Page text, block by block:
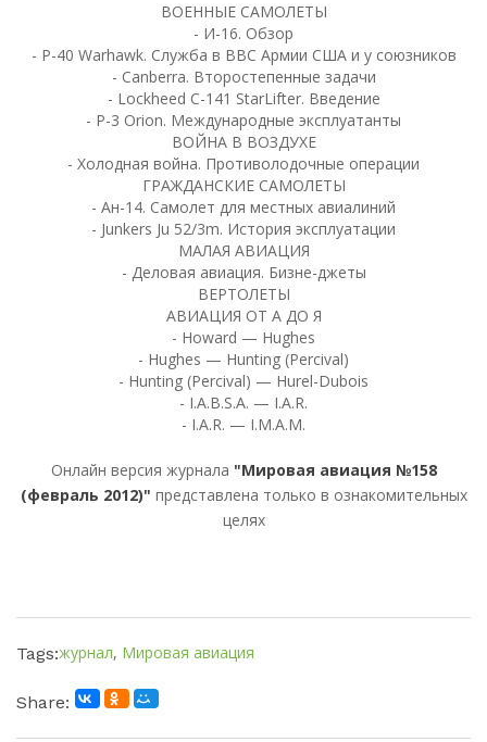
ВОЕННЫЕ САМОЛЕТЫ
- И-16. Обзор
- Р-40 Warhawk. Служба в ВВС Армии США и у союзников
- Canberra. Второстепенные задачи
- Lockheed С-141 StarLifter. Введение
- Р-3 Orion. Международные эксплуатанты
ВОЙНА В ВОЗДУХЕ
- Холодная война. Противолодочные операции
ГРАЖДАНСКИЕ САМОЛЕТЫ
- Ан-14. Самолет для местных авиалиний
- Junkers Ju 52/3m. История эксплуатации
МАЛАЯ АВИАЦИЯ
- Деловая авиация. Бизне-джеты
ВЕРТОЛЕТЫ
АВИАЦИЯ ОТ А ДО Я
- Howard — Hughes
- Hughes — Hunting (Percival)
- Hunting (Percival) — Hurel-Dubois
- I.A.B.S.A. — I.A.R.
- I.A.R. — I.M.A.M.
Онлайн версия журнала "Мировая авиация №158
(февраль 2012)" представлена только в ознакомительных
целях
Tags:журнал, Мировая авиация
Share: